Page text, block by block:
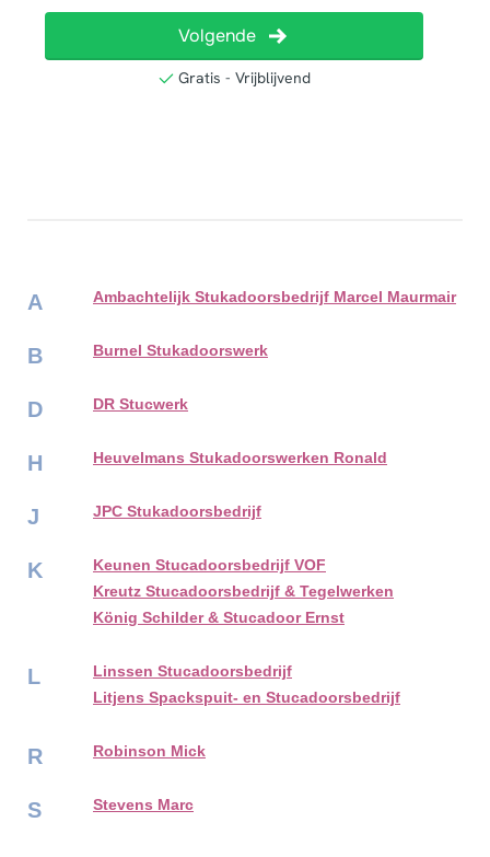
A Ambachtelijk Stukadoorsbedrijf Marcel Maurmair
B Burnel Stukadoorswerk
D DR Stucwerk
H Heuvelmans Stukadoorswerken Ronald
J JPC Stukadoorsbedrijf
K
Keunen Stucadoorsbedrijf VOF
Kreutz Stucadoorsbedrijf & Tegelwerken
König Schilder & Stucadoor Ernst
L
Linssen Stucadoorsbedrijf
Litjens Spackspuit- en Stucadoorsbedrijf
R Robinson Mick
S Stevens Marc